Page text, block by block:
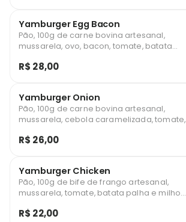
Yamburger Egg Bacon
Pão, 100g de carne bovina artesanal,
mussarela, ovo, bacon, tomate, batata
R$ 28,00
Yamburger Onion
Pão, 100g de carne bovina artesanal,
mussarela, cebola caramelizada, tomate,
R$ 26,00
Yamburger Chicken
Pão, 100g de bife de frango artesanal,
mussarela, tomate, batata palha e milho
R$ 22,00